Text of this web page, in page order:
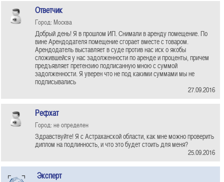
Ответчик
Город: Москва
Добрый день! Я в прошлом ИП. Снимали в аренду помещение. По
вине Арендодателя помещение сгорает вместе с товаром.
Арендодатель выставляет в суде против нас иск о якобы
сложившейся у нас задолженности по аренде и проценты, причем
предъявляет претензию подписанную мною с суммой
задолженности. Я уверен что не под какими суммами мы не
подписывались
27.09.2016
Рефхат
Город: не определен
Здравствуйте! Я с Астраханской области, как мне можно проверить
диплом на подлинность, и что это будет стоить для меня?
25.09.2016
Эксперт